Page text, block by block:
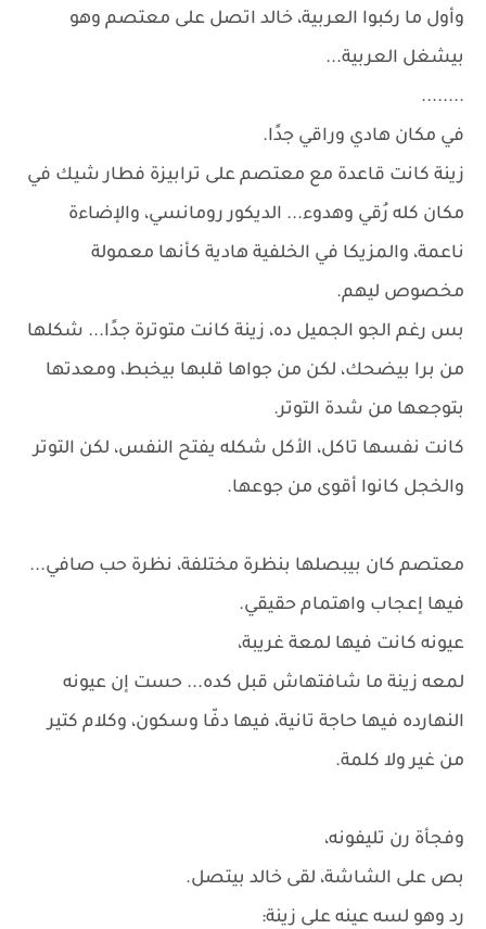
وأول ما ركبوا العربية، خالد اتصل على معتصم وهو
بيشغل العربية...
........
في مكان هادي وراقي جدًا.
زينة كانت قاعدة مع معتصم على ترابيزة فطار شيك في
مكان كله رُقي وهدوء... الديكور رومانسي، والإضاءة
ناعمة، والمزيكا في الخلفية هادية كأنها معمولة
مخصوص ليهم.
بس رغم الجو الجميل ده، زينة كانت متوترة جدًا... شكلها
من برا بيضحك، لكن من جواها قلبها بيخبط، ومعدتها
بتوجعها من شدة التوتر.
كانت نفسها تاكل، الأكل شكله يفتح النفس، لكن التوتر
والخجل كانوا أقوى من جوعها.
معتصم كان بيبصلها بنظرة مختلفة، نظرة حب صافي...
فيها إعجاب واهتمام حقيقي.
عيونه كانت فيها لمعة غريبة،
لمعه زينة ما شافتهاش قبل كده... حست إن عيونه
النهارده فيها حاجة تانية، فيها دفّا وسكون، وكلام كتير
من غير ولا كلمة.
وفجأة رن تليفونه،
بص على الشاشة، لقى خالد بيتصل.
رد وهو لسه عينه على زينة: